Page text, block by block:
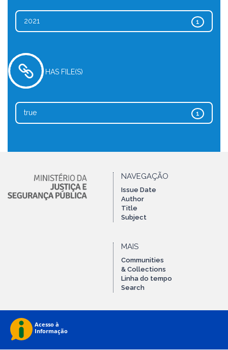
1
2021
HAS FILE(S)
1
true
NAVEGAÇÃO
Issue Date
Author
Title
Subject
MAIS
Communities
& Collections
Linha do tempo
Search